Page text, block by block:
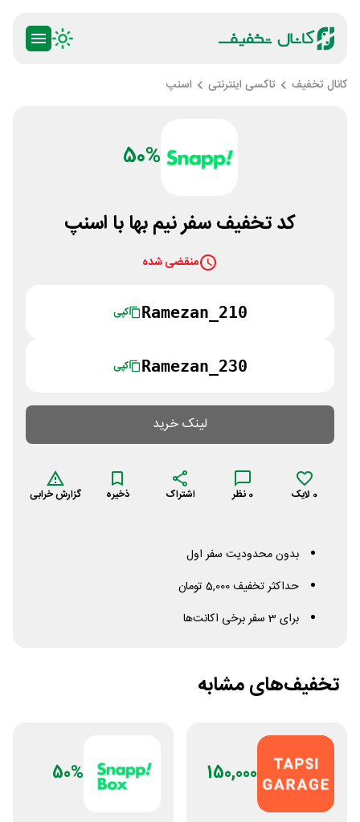
کانال تخفیف تاکسی اینترنتی اسنپ
50%
کد تخفیف سفر نیم بها با اسنپ
منقضی شده
Ramezan_210 کپی
Ramezan_230 کپی
لینک خرید
0 لایک 0 نظر اشتراک ذخیره گزارش خرابی
بدون محدودیت سفر اول
حداکثر تخفیف 5,000 تومان
برای 3 سفر برخی اکانت‌ها
تخفیف‌های مشابه
150,000
50%